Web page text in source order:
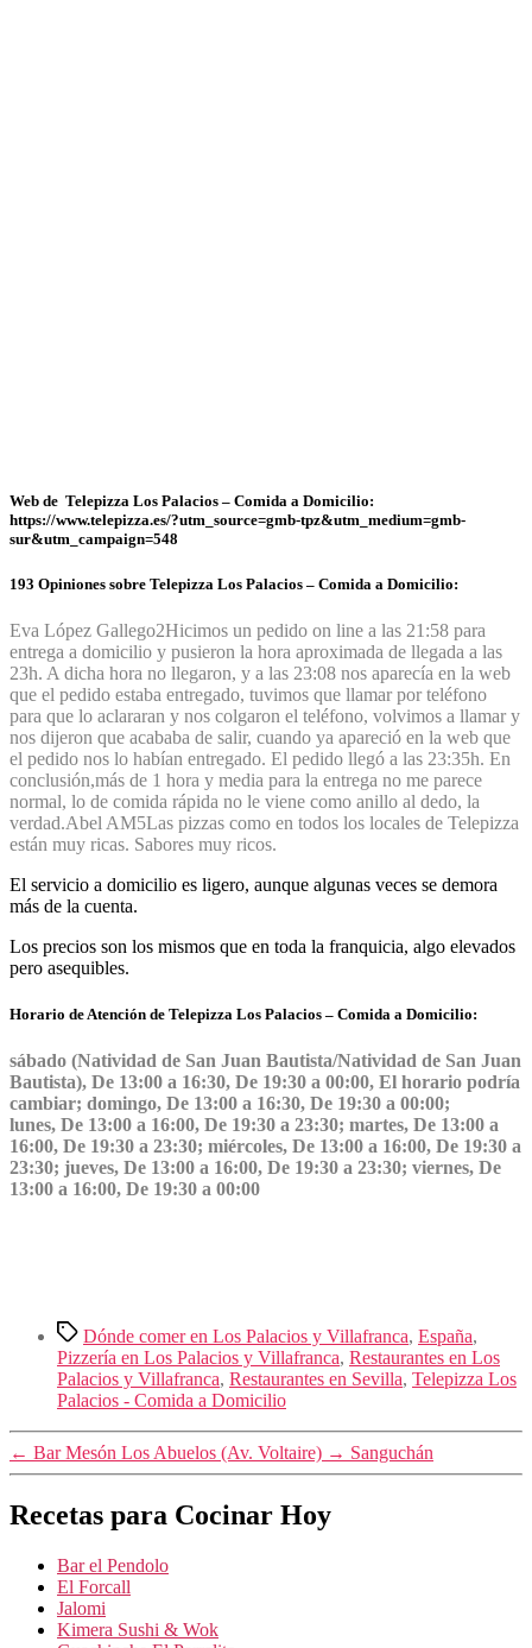
Web de Telepizza Los Palacios – Comida a Domicilio:
https://www.telepizza.es/?utm_source=gmb-tpz&utm_medium=gmb-
sur&utm_campaign=548
193 Opiniones sobre Telepizza Los Palacios – Comida a Domicilio:
Eva López Gallego2Hicimos un pedido on line a las 21:58 para
entrega a domicilio y pusieron la hora aproximada de llegada a las
23h. A dicha hora no llegaron, y a las 23:08 nos aparecía en la web
que el pedido estaba entregado, tuvimos que llamar por teléfono
para que lo aclararan y nos colgaron el teléfono, volvimos a llamar y
nos dijeron que acababa de salir, cuando ya apareció en la web que
el pedido nos lo habían entregado. El pedido llegó a las 23:35h. En
conclusión,más de 1 hora y media para la entrega no me parece
normal, lo de comida rápida no le viene como anillo al dedo, la
verdad.Abel AM5Las pizzas como en todos los locales de Telepizza
están muy ricas. Sabores muy ricos.
El servicio a domicilio es ligero, aunque algunas veces se demora
más de la cuenta.
Los precios son los mismos que en toda la franquicia, algo elevados
pero asequibles.
Horario de Atención de Telepizza Los Palacios – Comida a Domicilio:
sábado (Natividad de San Juan Bautista/Natividad de San Juan
Bautista), De 13:00 a 16:30, De 19:30 a 00:00, El horario podría
cambiar; domingo, De 13:00 a 16:30, De 19:30 a 00:00;
lunes, De 13:00 a 16:00, De 19:30 a 23:30; martes, De 13:00 a
16:00, De 19:30 a 23:30; miércoles, De 13:00 a 16:00, De 19:30 a
23:30; jueves, De 13:00 a 16:00, De 19:30 a 23:30; viernes, De
13:00 a 16:00, De 19:30 a 00:00
Etiquetas
Dónde comer en Los Palacios y Villafranca, España,
Pizzería en Los Palacios y Villafranca, Restaurantes en Los
Palacios y Villafranca, Restaurantes en Sevilla, Telepizza Los
Palacios - Comida a Domicilio
← Bar Mesón Los Abuelos (Av. Voltaire) → Sanguchán
Recetas para Cocinar Hoy
Bar el Pendolo
El Forcall
Jalomi
Kimera Sushi & Wok